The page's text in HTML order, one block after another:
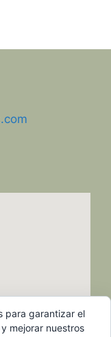
para garantizar el
mejorar nuestros